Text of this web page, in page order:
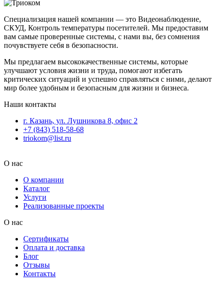
Специализация нашей компании — это Видеонаблюдение,
СКУД, Контроль температуры посетителей. Мы предоставим
вам самые проверенные системы, с нами вы, без сомнения
почувствуете себя в безопасности.
Мы предлагаем высококачественные системы, которые
улучшают условия жизни и труда, помогают избегать
критических ситуаций и успешно справляться с ними, делают
мир более удобным и безопасным для жизни и бизнеса.
Наши контакты
г. Казань, ул. Лушникова 8, офис 2
+7 (843) 518-58-68
triokom@list.ru
О нас
О компании
Каталог
Услуги
Реализованные проекты
О нас
Сертификаты
Оплата и доставка
Блог
Отзывы
Контакты